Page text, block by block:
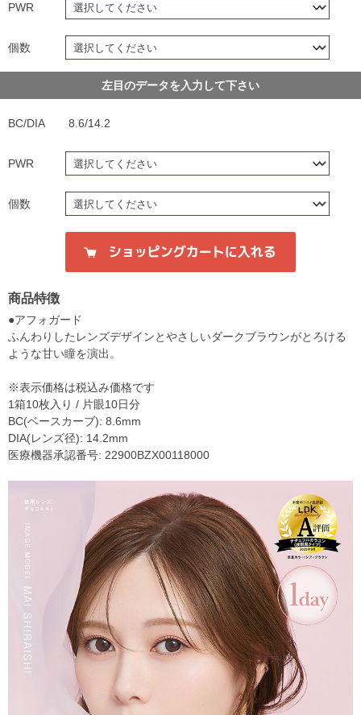
PWR
個数
左目のデータを入力して下さい
BC/DIA 8.6/14.2
PWR
個数
商品特徴
●アフォガード
ふんわりしたレンズデザインとやさしいダークブラウンがとろける
ような甘い瞳を演出。
※表示価格は税込み価格です
1箱10枚入り / 片眼10日分
BC(ベースカーブ): 8.6mm
DIA(レンズ径): 14.2mm
医療機器承認番号: 22900BZX00118000